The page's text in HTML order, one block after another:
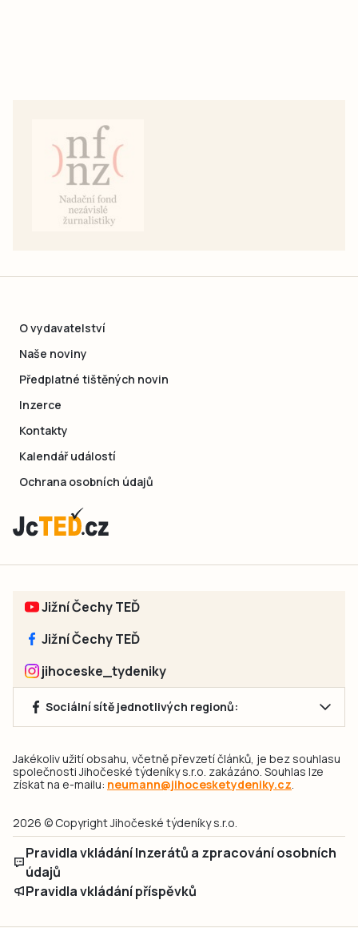
O vydavatelství
Naše noviny
Předplatné tištěných novin
Inzerce
Kontakty
Kalendář událostí
Ochrana osobních údajů
Jižní Čechy TEĎ
Jižní Čechy TEĎ
jihoceske_tydeniky
Sociální sítě jednotlivých regionů:
Jakékoliv užití obsahu, včetně převzetí článků, je bez souhlasu
společnosti Jihočeské týdeníky s.r.o. zakázáno. Souhlas lze
získat na e-mailu: neumann@jihocesketydeniky.cz
2026 © Copyright Jihočeské týdeníky s.r.o.
Pravidla vkládání Inzerátů a zpracování osobních
údajů
Pravidla vkládání příspěvků